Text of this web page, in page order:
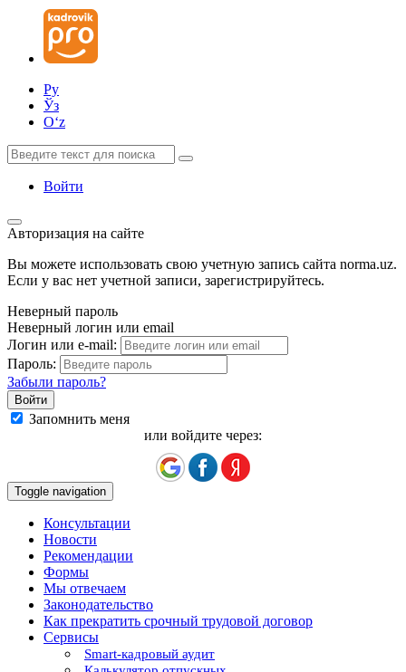
Ру
Ўз
Oʻz
Войти
Авторизация на сайте
Вы можете использовать свою учетную запись сайта norma.uz.
Если у вас нет учетной записи, зарегистрируйтесь.
Неверный пароль
Неверный логин или email
Логин или e-mail:
Пароль:
Забыли пароль?
Запомнить меня
или войдите через:
Toggle navigation
Консультации
Новости
Рекомендации
Формы
Мы отвечаем
Законодательство
Как прекратить срочный трудовой договор
Сервисы
Smart-кадровый аудит